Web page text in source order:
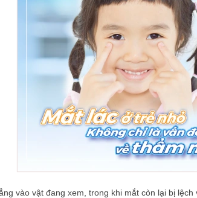
vào vật đang xem, trong khi mắt còn lại bị lệch